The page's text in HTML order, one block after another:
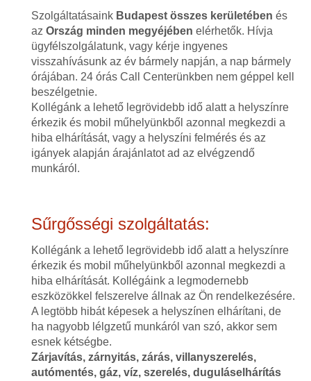
Szolgáltatásaink Budapest összes kerületében és
az Ország minden megyéjében elérhetők. Hívja
ügyfélszolgálatunk, vagy kérje ingyenes
visszahívásunk az év bármely napján, a nap bármely
órájában. 24 órás Call Centerünkben nem géppel kell
beszélgetnie.
Kollégánk a lehető legrövidebb idő alatt a helyszínre
érkezik és mobil műhelyünkből azonnal megkezdi a
hiba elhárítását, vagy a helyszíni felmérés és az
igányek alapján árajánlatot ad az elvégzendő
munkáról.
Sűrgősségi szolgáltatás:
Kollégánk a lehető legrövidebb idő alatt a helyszínre
érkezik és mobil műhelyünkből azonnal megkezdi a
hiba elhárítását. Kollégáink a legmodernebb
eszközökkel felszerelve állnak az Ön rendelkezésére.
A legtöbb hibát képesek a helyszínen elhárítani, de
ha nagyobb lélgzetű munkáról van szó, akkor sem
esnek kétségbe.
Zárjavítás, zárnyitás, zárás, villanyszerelés,
autómentés, gáz, víz, szerelés, duguláselhárítás